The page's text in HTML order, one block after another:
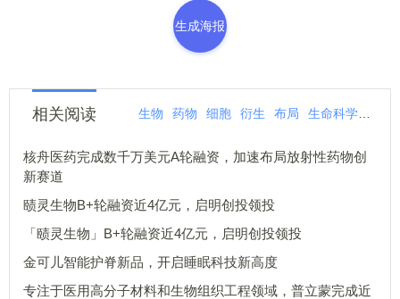
生成海报
相关阅读 生物 药物 细胞 衍生 布局 生命科学
核舟医药完成数千万美元A轮融资，加速布局放射性药物创
新赛道
赜灵生物B+轮融资近4亿元，启明创投领投
「赜灵生物」B+轮融资近4亿元，启明创投领投
金可儿智能护脊新品，开启睡眠科技新高度
专注于医用高分子材料和生物组织工程领域，普立蒙完成近